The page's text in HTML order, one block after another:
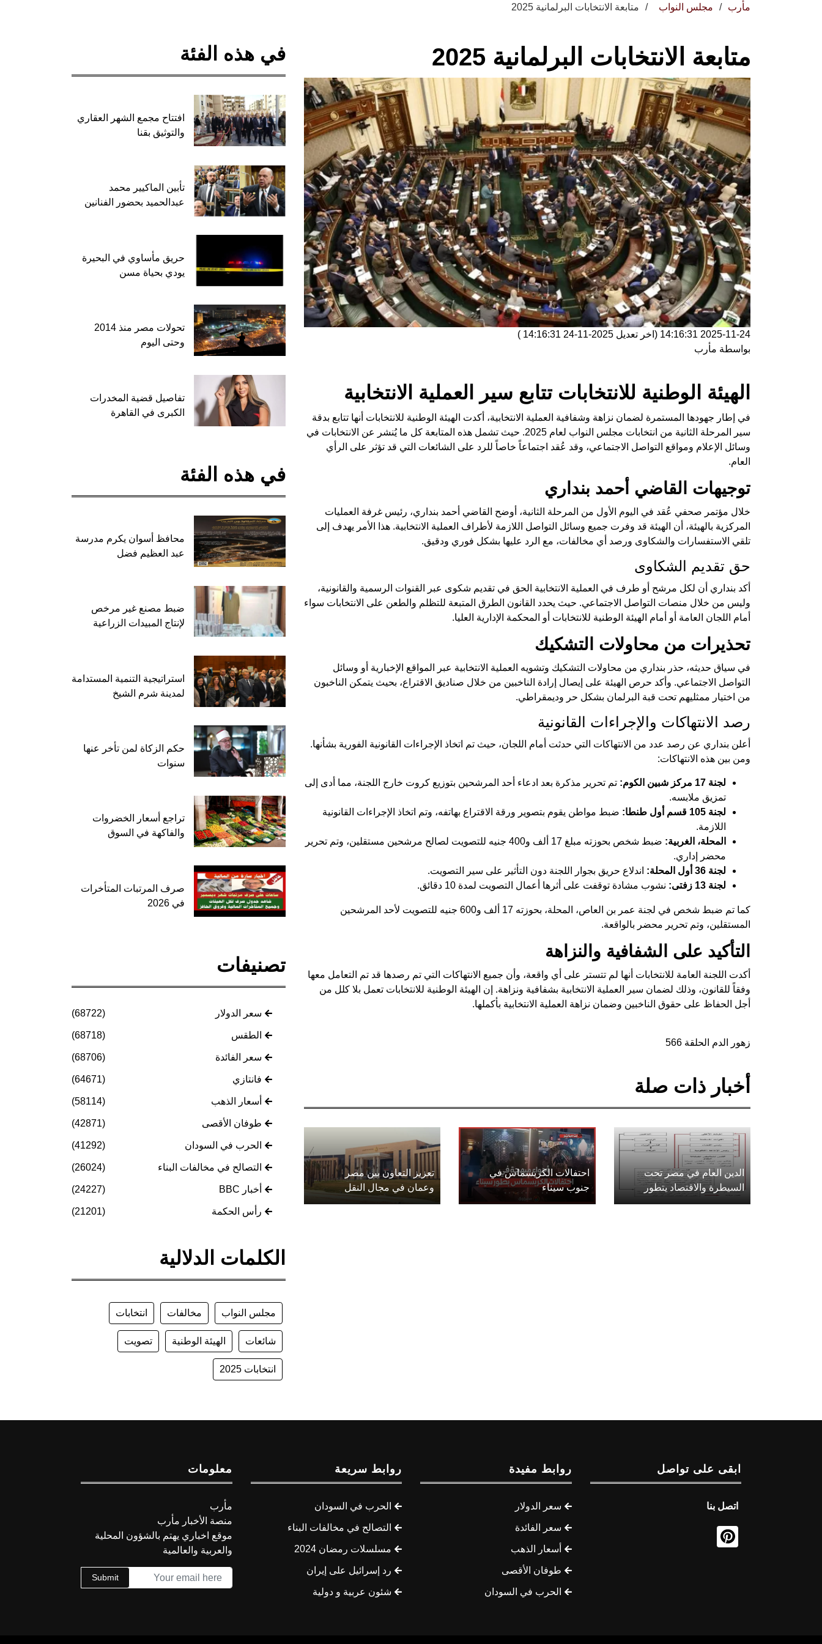
مأرب مجلس النواب متابعة الانتخابات البرلمانية 2025
متابعة الانتخابات البرلمانية 2025
2025-11-24 14:16:31 (اخر تعديل 2025-11-24 14:16:31
)
بواسطة مأرب
الهيئة الوطنية للانتخابات تتابع سير العملية الانتخابية
في إطار جهودها المستمرة لضمان نزاهة وشفافية العملية الانتخابية، أكدت الهيئة الوطنية للانتخابات أنها تتابع بدقة
سير المرحلة الثانية من انتخابات مجلس النواب لعام 2025. حيث تشمل هذه المتابعة كل ما يُنشر عن الانتخابات في
وسائل الإعلام ومواقع التواصل الاجتماعي، وقد عُقد اجتماعاً خاصاً للرد على الشائعات التي قد تؤثر على الرأي
العام.
توجيهات القاضي أحمد بنداري
خلال مؤتمر صحفي عُقد في اليوم الأول من المرحلة الثانية، أوضح القاضي أحمد بنداري، رئيس غرفة العمليات
المركزية بالهيئة، أن الهيئة قد وفرت جميع وسائل التواصل اللازمة لأطراف العملية الانتخابية. هذا الأمر يهدف إلى
تلقي الاستفسارات والشكاوى ورصد أي مخالفات، مع الرد عليها بشكل فوري ودقيق.
حق تقديم الشكاوى
أكد بنداري أن لكل مرشح أو طرف في العملية الانتخابية الحق في تقديم شكوى عبر القنوات الرسمية والقانونية،
وليس من خلال منصات التواصل الاجتماعي. حيث يحدد القانون الطرق المتبعة للتظلم والطعن على الانتخابات سواء
أمام اللجان العامة أو أمام الهيئة الوطنية للانتخابات أو المحكمة الإدارية العليا.
تحذيرات من محاولات التشكيك
في سياق حديثه، حذر بنداري من محاولات التشكيك وتشويه العملية الانتخابية عبر المواقع الإخبارية أو وسائل
التواصل الاجتماعي. وأكد حرص الهيئة على إيصال إرادة الناخبين من خلال صناديق الاقتراع، بحيث يتمكن الناخبون
من اختيار ممثليهم تحت قبة البرلمان بشكل حر وديمقراطي.
رصد الانتهاكات والإجراءات القانونية
أعلن بنداري عن رصد عدد من الانتهاكات التي حدثت أمام اللجان، حيث تم اتخاذ الإجراءات القانونية الفورية بشأنها.
ومن بين هذه الانتهاكات:
لجنة 17 مركز شبين الكوم:
تم تحرير مذكرة بعد ادعاء أحد المرشحين بتوزيع كروت خارج اللجنة، مما أدى إلى
تمزيق ملابسه.
لجنة 105 قسم أول طنطا:
ضبط مواطن يقوم بتصوير ورقة الاقتراع بهاتفه، وتم اتخاذ الإجراءات القانونية
اللازمة.
المحلة، الغربية:
ضبط شخص بحوزته مبلغ 17 ألف و400 جنيه للتصويت لصالح مرشحين مستقلين، وتم تحرير
محضر إداري.
لجنة 36 أول المحلة:
اندلاع حريق بجوار اللجنة دون التأثير على سير التصويت.
لجنة 13 زفتى:
نشوب مشادة توقفت على أثرها أعمال التصويت لمدة 10 دقائق.
كما تم ضبط شخص في لجنة عمر بن العاص، المحلة، بحوزته 17 ألف و600 جنيه للتصويت لأحد المرشحين
المستقلين، وتم تحرير محضر بالواقعة.
التأكيد على الشفافية والنزاهة
أكدت اللجنة العامة للانتخابات أنها لم تتستر على أي واقعة، وأن جميع الانتهاكات التي تم رصدها قد تم التعامل معها
وفقاً للقانون، وذلك لضمان سير العملية الانتخابية بشفافية ونزاهة. إن الهيئة الوطنية للانتخابات تعمل بلا كلل من
أجل الحفاظ على حقوق الناخبين وضمان نزاهة العملية الانتخابية بأكملها.
زهور الدم الحلقة 566
أخبار ذات صلة
الدين العام في مصر تحت
السيطرة والاقتصاد يتطور
احتفالات الكريسماس في
جنوب سيناء
تعزيز التعاون بين مصر
وعمان في مجال النقل
في هذه الفئة
افتتاح مجمع الشهر العقاري
والتوثيق بقنا
تأبين الماكيير محمد
عبدالحميد بحضور الفنانين
حريق مأساوي في البحيرة
يودي بحياة مسن
تحولات مصر منذ 2014
وحتى اليوم
تفاصيل قضية المخدرات
الكبرى في القاهرة
في هذه الفئة
محافظ أسوان يكرم مدرسة
عبد العظيم فضل
ضبط مصنع غير مرخص
لإنتاج المبيدات الزراعية
استراتيجية التنمية المستدامة
لمدينة شرم الشيخ
حكم الزكاة لمن تأخر عنها
سنوات
تراجع أسعار الخضروات
والفاكهة في السوق
صرف المرتبات المتأخرات
في 2026
تصنيفات
سعر الدولار (68722)
الطقس (68718)
سعر الفائدة (68706)
فانتازي (64671)
أسعار الذهب (58114)
طوفان الأقصى (42871)
الحرب في السودان (41292)
التصالح في مخالفات البناء (26024)
أخبار BBC (24227)
رأس الحكمة (21201)
الكلمات الدلالية
مجلس النواب مخالفات انتخابات
شائعات الهيئة الوطنية تصويت
انتخابات 2025
ابقى على تواصل
اتصل بنا
روابط مفيدة
سعر الدولار
سعر الفائدة
أسعار الذهب
طوفان الأقصى
الحرب في السودان
روابط سريعة
الحرب في السودان
التصالح في مخالفات البناء
مسلسلات رمضان 2024
رد إسرائيل على إيران
شئون عربية و دولية
معلومات
مأرب
منصة الأخبار مأرب
موقع اخباري يهتم بالشؤون المحلية
والعربية والعالمية
Submit